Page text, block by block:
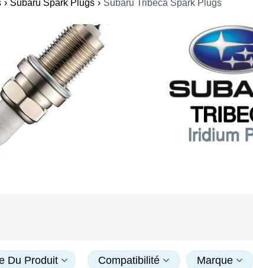
› Subaru Spark Plugs › Subaru Tribeca Spark Plugs
Du Produit Compatibilité Marque